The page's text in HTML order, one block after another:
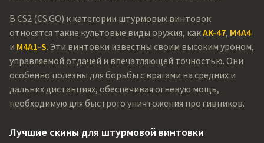
В CS2 (CS:GO) к категории штурмовых винтовок
относятся такие культовые виды оружия, какAK-47, M4A4
и M4A1-S. Эти винтовки известны своим высоким уроном,
управляемой отдачей и впечатляющей точностью. Они
особенно полезны для борьбы с врагами на средних и
дальних дистанциях, обеспечивая огневую мощь,
необходимую для быстрого уничтожения противников.
Лучшие скины для штурмовой винтовки